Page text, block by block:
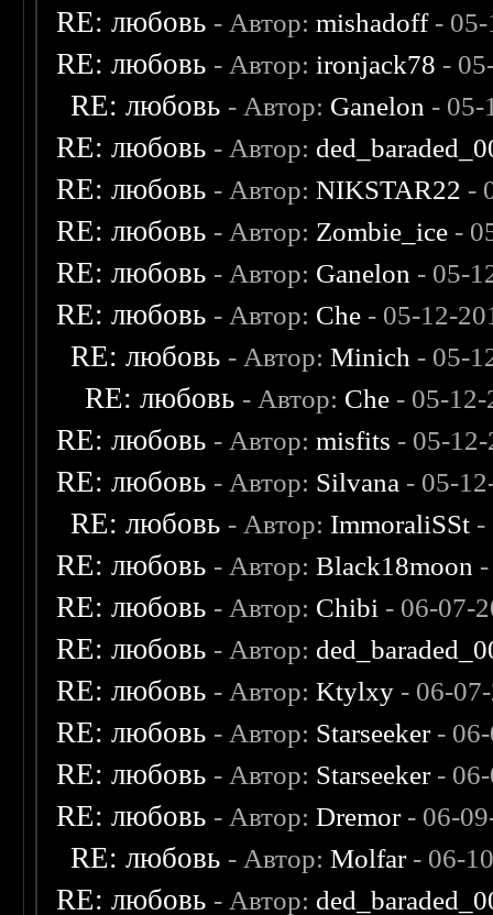
RE: любовь - Автор:mishadoff- 05-
RE: любовь - Автор: ironjack78 -
RE: любовь - Автор: Ganelon - 05-
RE: любовь - Автор:
RE: любовь - Автор:NIKSTAR22 -
RE: любовь - Автор: Zombie_ice -
RE: любовь - Автор: Ganelon - 05-
RE: любовь - Автор: Che - 05-12-
RE: любовь - Автор:Minich - 05-
RE: любовь - Автор: Che - 05-
RE: любовь - Автор:misfits - 05-
RE: любовь - Автор: Silvana - 05-
RE: любовь - Автор: ImmoraliSSt -
RE: любовь - Автор:Black18moon
RE: любовь - Автор: Chibi - 06-07-
RE: любовь - Автор:
RE: любовь - Автор:Ktylxy - 06-
RE: любовь - Автор: Starseeker- 06-
RE: любовь - Автор: Starseeker- 06-
RE: любовь - Автор:Dremor- 06-
RE: любовь - Автор:Molfar- 06-
RE: любовь - Автор: